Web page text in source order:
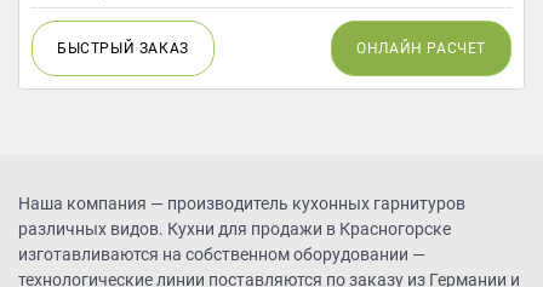
БЫСТРЫЙ ЗАКАЗ ОНЛАЙН РАСЧЕТ
Наша компания — производитель кухонных гарнитуров
различных видов. Кухни для продажи в Красногорске
изготавливаются на собственном оборудовании —
технологические линии поставляются по заказу из Германии и